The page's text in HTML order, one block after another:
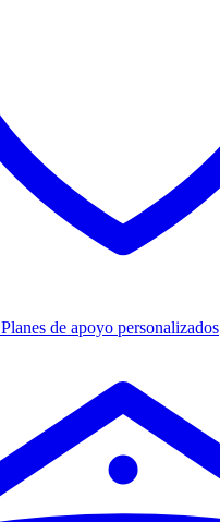
Planes de apoyo personalizados